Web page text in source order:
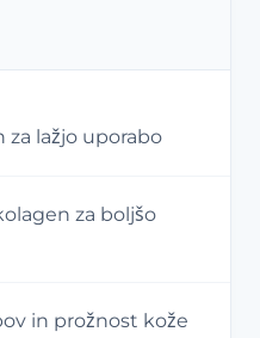
za lažjo uporabo
za boljšo
in prožnost kože